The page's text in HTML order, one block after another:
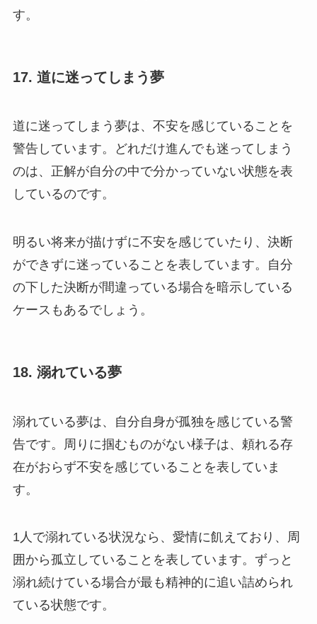
す。
17. 道に迷ってしまう夢
道に迷ってしまう夢は、不安を感じていることを
警告しています。どれだけ進んでも迷ってしまう
のは、正解が自分の中で分かっていない状態を表
しているのです。
明るい将来が描けずに不安を感じていたり、決断
ができずに迷っていることを表しています。自分
の下した決断が間違っている場合を暗示している
ケースもあるでしょう。
18. 溺れている夢
溺れている夢は、自分自身が孤独を感じている警
告です。周りに掴むものがない様子は、頼れる存
在がおらず不安を感じていることを表していま
す。
1人で溺れている状況なら、愛情に飢えており、周
囲から孤立していることを表しています。ずっと
溺れ続けている場合が最も精神的に追い詰められ
ている状態です。